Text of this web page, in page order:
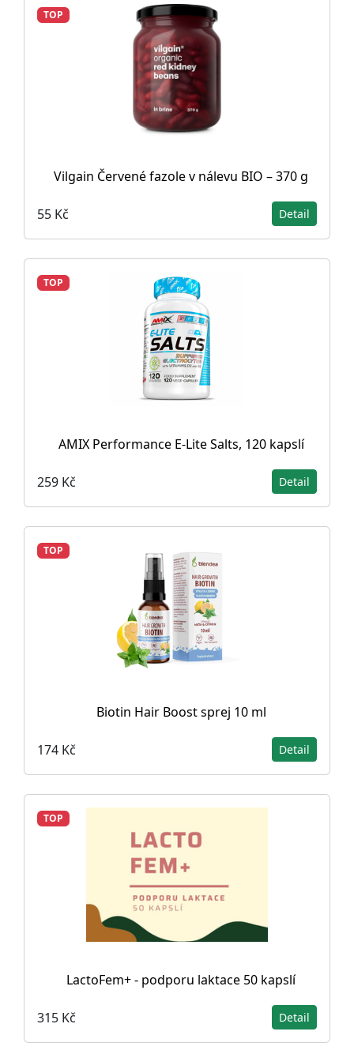
TOP
Vilgain Červené fazole v nálevu BIO – 370 g
55 Kč Detail
TOP
AMIX Performance E-Lite Salts, 120 kapslí
259 Kč Detail
TOP
Biotin Hair Boost sprej 10 ml
174 Kč Detail
TOP
LactoFem+ - podporu laktace 50 kapslí
315 Kč Detail